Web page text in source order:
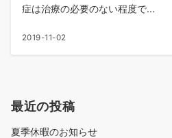
症は治療の必要のない程度で...
2019-11-02
最近の投稿
夏季休暇のお知らせ